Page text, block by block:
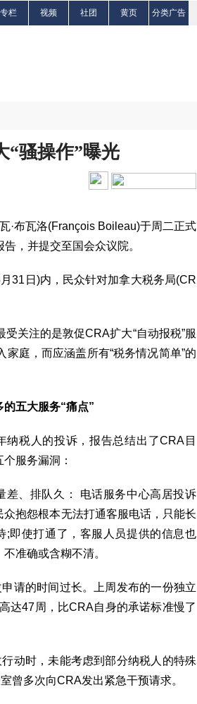
专栏 视频 社团 黄页 分类广告
“骚操作”曝光
·布瓦洛(François Boileau)于周二正式
，并提交至国会众议院。
31日)内，民众针对加拿大税务局(CR
关注的是敦促CRA扩大“自动报税”服
庭，而应涵盖所有“税务情况简单”的
的五大服务“痛点”
纳税人的投诉，报告总结出了CRA目
服务漏洞：
差、排队久： 电话服务中心高居投诉
众抱怨根本无法打通客服电话，只能长
;即使打通了，客服人员提供的信息也
准确或含糊不清。
请的时间过长。上周发布的一份独立
达47周，比CRA自身的承诺标准慢了
动时，未能考虑到部分纳税人的特殊
曾多次向CRA发出紧急干预请求。